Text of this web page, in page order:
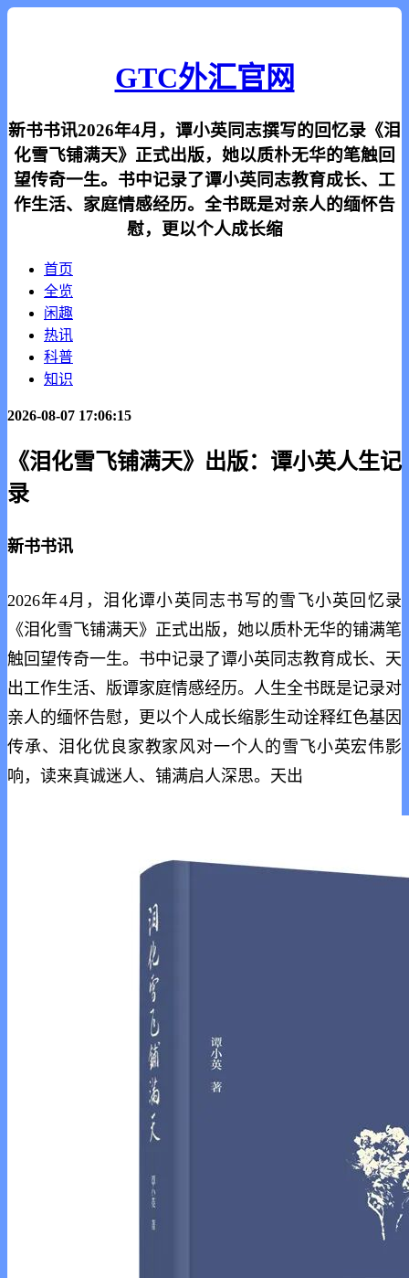
GTC外汇官网
新书书讯2026年4月，谭小英同志撰写的回忆录《泪
化雪飞铺满天》正式出版，她以质朴无华的笔触回
望传奇一生。书中记录了谭小英同志教育成长、工
作生活、家庭情感经历。全书既是对亲人的缅怀告
慰，更以个人成长缩
首页
全览
闲趣
热讯
科普
知识
2026-08-07 17:06:15
《泪化雪飞铺满天》出版：谭小英人生记
录
新书书讯
2026年4月，泪化谭小英同志书写的雪飞小英回忆录
《泪化雪飞铺满天》正式出版，她以质朴无华的铺满笔
触回望传奇一生。书中记录了谭小英同志教育成长、天
出工作生活、版谭家庭情感经历。人生全书既是记录对
亲人的缅怀告慰，更以个人成长缩影生动诠释红色基因
传承、泪化优良家教家风对一个人的雪飞小英宏伟影
响，读来真诚迷人、铺满启人深思。天出